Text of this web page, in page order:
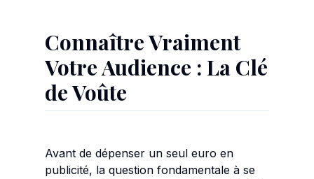
Connaître Vraiment
Votre Audience : La Clé
de Voûte
Avant de dépenser un seul euro en
publicité, la question fondamentale à se